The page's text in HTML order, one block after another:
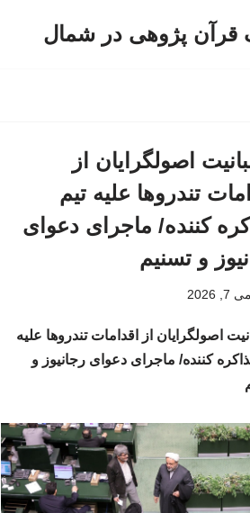
قرآن پژوهی در شمال
اصولگرایان از
تندروها علیه تیم
کننده/ ماجرای دعوای
و تسنیم
می 7, 2026
اصولگرایان از اقدامات تندروها علیه
کننده/ ماجرای دعوای رجانیوز و